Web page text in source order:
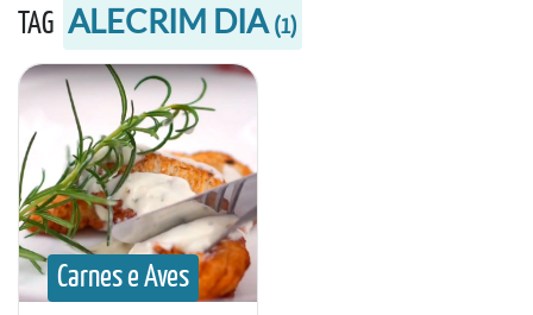
TAG ALECRIM DIA (1)
Carnes e Aves